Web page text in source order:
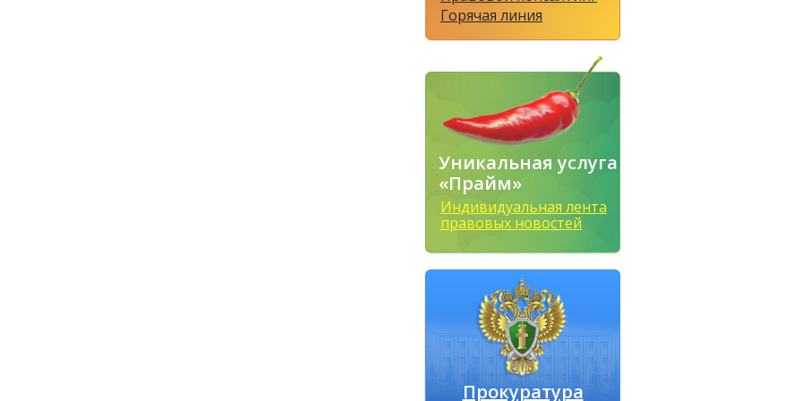
Горячая линия
Уникальная услуга
«Прайм»
Индивидуальная лента
правовых новостей
Прокуратура